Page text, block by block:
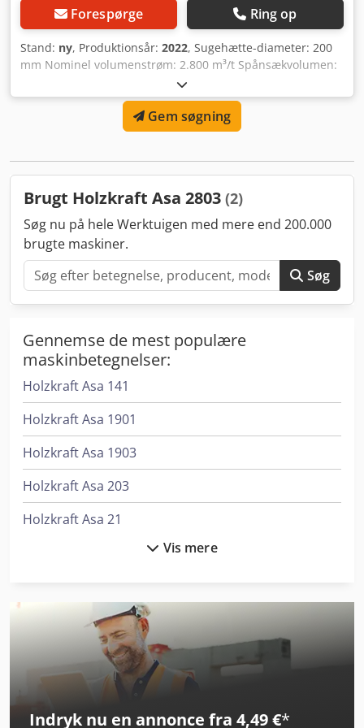
Forespørge Ring op
Stand: ny, Produktionsår: 2022, Sugehætte-diameter: 200
mm Nominel volumenstrøm: 2.800 m³/t Spånsækvolumen:
2 x 120 l Dsdov R U H Uspfx Aa Rjck Filterrensning: manuel
Motoreffekt: 2,2 kW Dimensioner: 1500 x 500 x 2100 mm (L
Gem søgning
Brugt Holzkraft Asa 2803 (2)
Søg nu på hele Werktuigen med mere end 200.000
brugte maskiner.
Søg
Gennemse de mest populære
maskinbetegnelser:
Holzkraft Asa 141
Holzkraft Asa 1901
Holzkraft Asa 1903
Holzkraft Asa 203
Holzkraft Asa 21
Holzkraft Hbs 640 As
Holzkraft Hse 30-1100 Ze
Holzkraft Hwse 700 K
Holzkraft Kso 150 Fd
Vis mere
Indryk nu en annonce fra 4,49 €*